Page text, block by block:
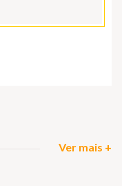
Ver mais +